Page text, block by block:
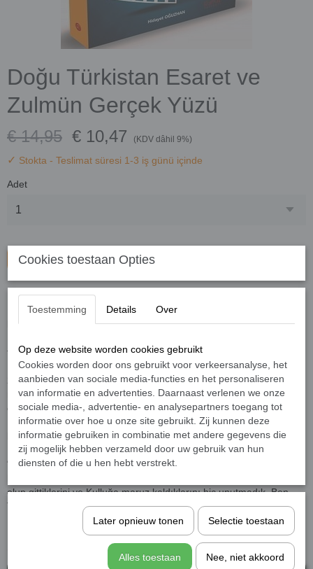
Doğu Türkistan Esaret ve
Zulmün Gerçek Yüzü
€ 14,95 € 10,47 (KDV dâhil 9%)
✓ Stokta - Teslimat süresi 1-3 iş günü içinde
Adet
Sepete ekle
Doğu Türkistan’ın Kaşgar vilayetinde doğdu. Pakistan Lahore
Uluslararası İslami Bilimler Enstitüsünde İslam hukuku bölümünde
lisans eğitimini bitiren Oğuzhan, Pakistan Lahore Pencap
tamamladı.
2002’de Ailesi ile Türkiye’ye yerleşti. Doğu Türkistan davasının bir
neferi olarak sivil toplum kuruluşlarında aktif rol almaktadır. Ana dili
olan, Uygurca ve Türkçe dışında Arapça, İngilizce, Urduca ve
Pencapça dillerini ileri seviyede bilen Oğuzhan, evli ve dört çocuk
babasıdır.
“Ben Çinlilerin altın, gümüş, ipekleri, tatlı sözleri ve diğer değerli
olup gittiklerini ve Kulluğa maruz kaldıklarını hiç unutmadık. Ben,
Tanrı’nın yardımına sığındım ve ben Türklerin Hakanıyım.”
Şunları da beğenebilirsiniz
Cookies toestaan Opties
Toestemming Details Over
Op deze website worden cookies gebruikt
Cookies worden door ons gebruikt voor verkeersanalyse, het
aanbieden van sociale media-functies en het personaliseren
van informatie en advertenties. Daarnaast verlenen we onze
sociale media-, advertentie- en analysepartners toegang tot
informatie over hoe u onze site gebruikt. Zij kunnen deze
informatie gebruiken in combinatie met andere gegevens die
zij mogelijk hebben verzameld door uw gebruik van hun
diensten of die u hen hebt verstrekt.
Later opnieuw tonen Selectie toestaan
Alles toestaan Nee, niet akkoord